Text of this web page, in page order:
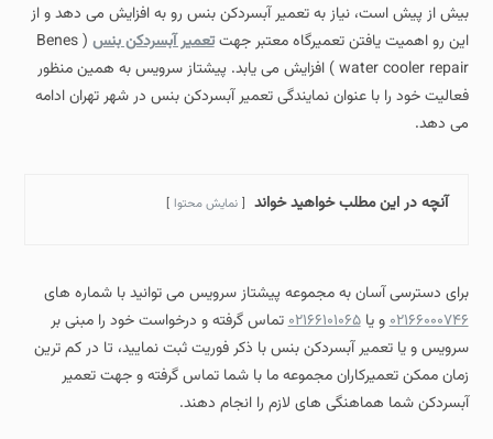
بیش از پیش است، نیاز به تعمیر آبسردکن بنس رو به افزایش می دهد و از
این رو اهمیت یافتن تعمیرگاه معتبر جهتتعمیر آبسردکن بنس
( Benes
water cooler repair ) افزایش می یابد. پیشتاز سرویس به همین منظور
فعالیت خود را با عنوان نمایندگی تعمیر آبسردکن بنس در شهر تهران ادامه
می دهد.
آنچه در این مطلب خواهید خواند نمایش محتوا
برای دسترسی آسان به مجموعه پیشتاز سرویس می توانید با شماره های
۰۲۱۶۶۰۰۰۷۴۶و یا۰۲۱۶۶۱۰۱۰۶۵تماس گرفته و درخواست خود را مبنی بر
سرویس و یا تعمیر آبسردکن بنس با ذکر فوریت ثبت نمایید، تا در کم ترین
زمان ممکن تعمیرکاران مجموعه ما با شما تماس گرفته و جهت تعمیر
آبسردکن شما هماهنگی های لازم را انجام دهند.